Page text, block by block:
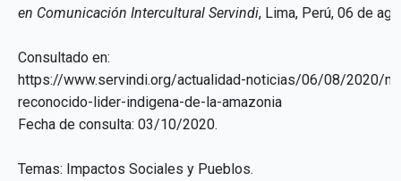
en Comunicación Intercultural Servindi, Lima, Perú, 06 de
Consultado en:
https://www.servindi.org/actualidad-noticias/06/08/2020/
reconocido-lider-indigena-de-la-amazonia
Fecha de consulta: 03/10/2020.
Temas: Impactos Sociales y Pueblos.